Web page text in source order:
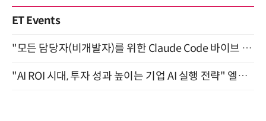
ET Events
"모든 담당자(비개발자)를 위한 Claude Code 바이브 코딩 2-day 부트캠프" 9월 16~17일 개최
"AI ROI 시대, 투자 성과 높이는 기업 AI 실행 전략" 엘타워 6층 (9월 18일)